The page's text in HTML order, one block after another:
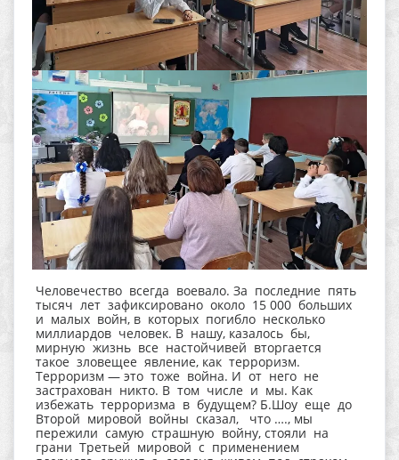
Человечество всегда воевало. За последние пять
тысяч лет зафиксировано около 15 000 больших
и малых войн, в которых погибло несколько
миллиардов человек. В нашу, казалось бы,
мирную жизнь все настойчивей вторгается
такое зловещее явление, как терроризм.
Терроризм — это тоже война. И от него не
застрахован никто. В том числе и мы. Как
избежать терроризма в будущем? Б.Шоу еще до
Второй мировой войны сказал, что …., мы
пережили самую страшную войну, стояли на
грани Третьей мировой с применением